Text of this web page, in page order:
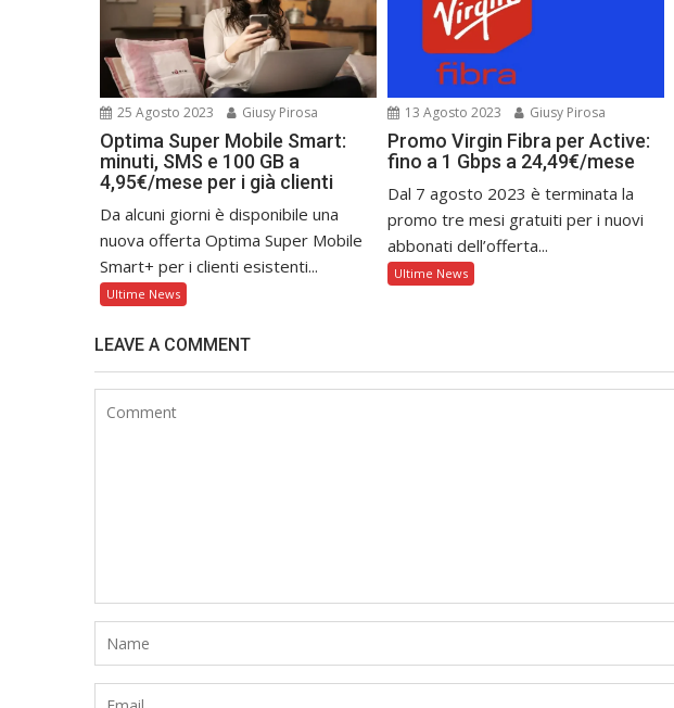
25 Agosto 2023 Giusy Pirosa
Optima Super Mobile Smart:
minuti, SMS e 100 GB a
4,95€/mese per i già clienti
Da alcuni giorni è disponibile una
nuova offerta Optima Super Mobile
Smart+ per i clienti esistenti...
Ultime News
13 Agosto 2023 Giusy Pirosa
Promo Virgin Fibra per Active:
fino a 1 Gbps a 24,49€/mese
Dal 7 agosto 2023 è terminata la
promo tre mesi gratuiti per i nuovi
abbonati dell’offerta...
Ultime News
LEAVE A COMMENT